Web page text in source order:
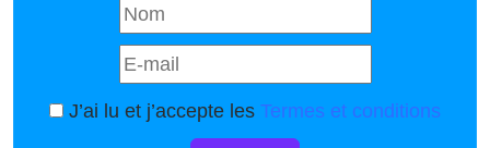
J’ai lu et j’accepte les Termes et conditions